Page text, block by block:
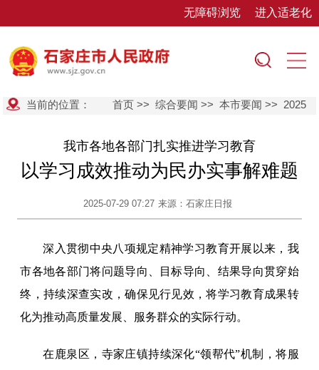
无障碍浏览 进入适老化
当前的位置： 首页 >>综合要闻 >>本市要闻 >> 2025
我市各地各部门扎实推进学习教育
以学习成效推动为民办实事解难题
2025-07-29 07:27 来源：石家庄日报
深入贯彻中央八项规定精神学习教育开展以来，我
市各地各部门将问题导向、目标导向、结果导向贯穿始
终，持续深查实改，确保见行见效，将学习教育成果转
化为推动高质量发展、服务群众的实际行动。
在鹿泉区，寺家庄镇持续深化“领帮代”机制，将服